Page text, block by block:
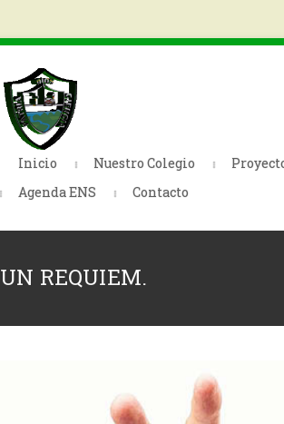
Inicio Nuestro Colegio
Agenda ENS
Contacto
UN REQUIEM.